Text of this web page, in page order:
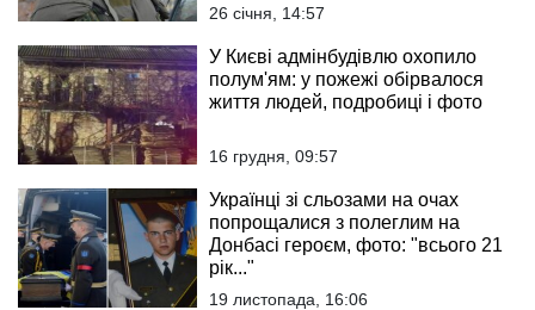
26 січня, 14:57
У Києві адмінбудівлю охопило
полум'ям: у пожежі обірвалося
життя людей, подробиці і фото
16 грудня, 09:57
Українці зі сльозами на очах
попрощалися з полеглим на
Донбасі героєм, фото: "всього 21
рік..."
19 листопада, 16:06